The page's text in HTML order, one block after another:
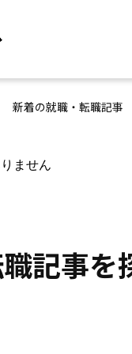
新着の就職・転職記事
ません
記事を